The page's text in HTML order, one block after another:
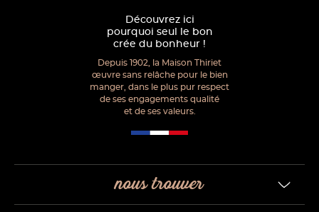
Découvrez ici
pourquoi seul le bon
crée du bonheur !
Depuis 1902, la Maison Thiriet
œuvre sans relâche pour le bien
manger, dans le plus pur respect
de ses engagements qualité
et de ses valeurs.
nous trouver